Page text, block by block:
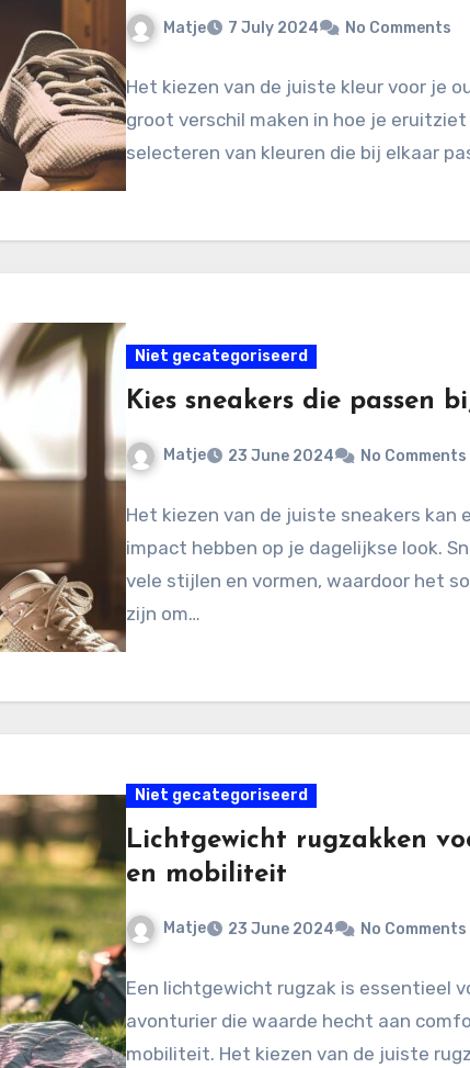
Matje 7 July 2024 No Comments
Het kiezen van de juiste kleur voor je
groot verschil maken in hoe je
selecteren van kleuren die bij elkaar
Niet gecategoriseerd
Kies sneakers die passen
Matje 23 June 2024 No Comments
Het kiezen van de juiste sneakers kan
impact hebben op je dagelijkse look.
vele stijlen en vormen, waardoor het
zijn om…
Niet gecategoriseerd
Lichtgewicht rugzakken
en mobiliteit
Matje 23 June 2024 No Comments
Een lichtgewicht rugzak is essentieel
avonturier die waarde hecht aan
mobiliteit. Het kiezen van de juiste